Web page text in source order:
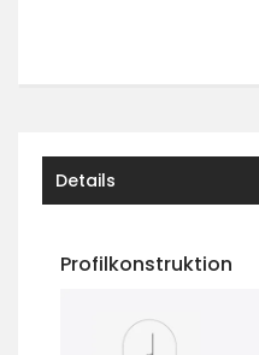
Details